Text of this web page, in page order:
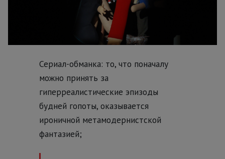
Сериал-обманка: то, что поначалу
можно принять за
гиперреалистические эпизоды
будней гопоты, оказывается
ироничной метамодернистской
фантазией;